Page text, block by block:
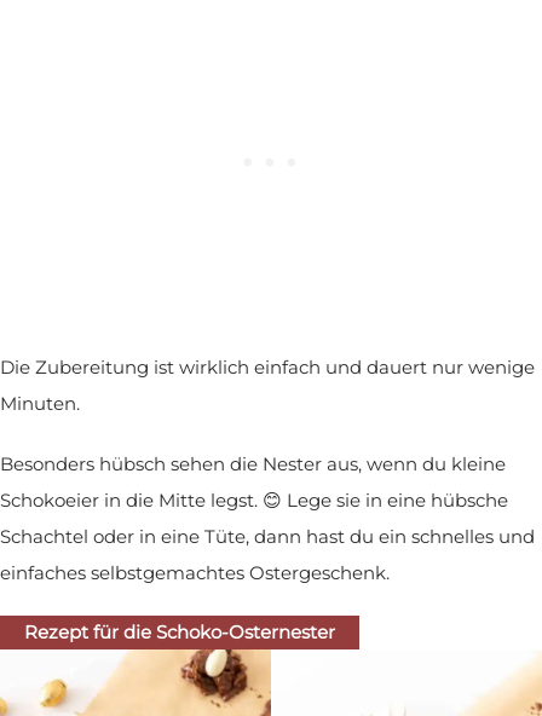
Die Zubereitung ist wirklich einfach und dauert nur wenige
Minuten.
Besonders hübsch sehen die Nester aus, wenn du kleine
Schokoeier in die Mitte legst. 😊 Lege sie in eine hübsche
Schachtel oder in eine Tüte, dann hast du ein schnelles und
einfaches selbstgemachtes Ostergeschenk.
Rezept für die Schoko-Osternester